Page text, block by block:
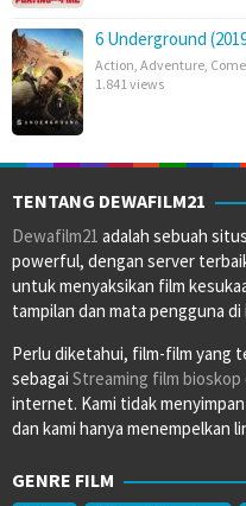
6 Underground
Action Adventure
1.841 views
TENTANG DEWAFILM21
Dewafilm21 adalah sebuah situs
powerful, dengan server
untuk menyaksikan film
tampilan dan mata pengguna di
Perlu diketahui, film-film yang
sebagai Streaming film bioskop
internet. Kami tidak
dan kami hanya menempelkan
GENRE FILM